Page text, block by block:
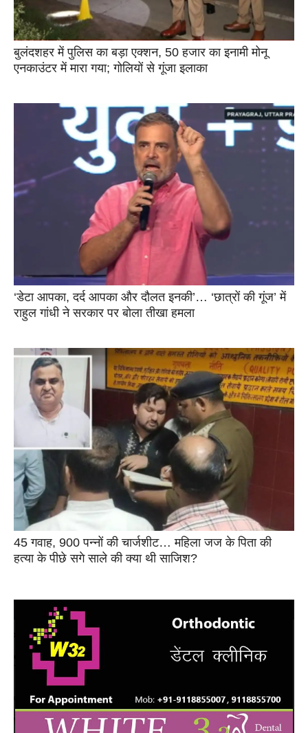
बुलंदशहर में पुलिस का बड़ा एक्शन, 50 हजार का इनामी मोनू
एनकाउंटर में मारा गया; गोलियों से गूंजा इलाका
‘डेटा आपका, दर्द आपका और दौलत इनकी’… ‘छात्रों की गूंज’ में
राहुल गांधी ने सरकार पर बोला तीखा हमला
45 गवाह, 900 पन्नों की चार्जशीट… महिला जज के पिता की
हत्या के पीछे सगे साले की क्या थी साजिश?